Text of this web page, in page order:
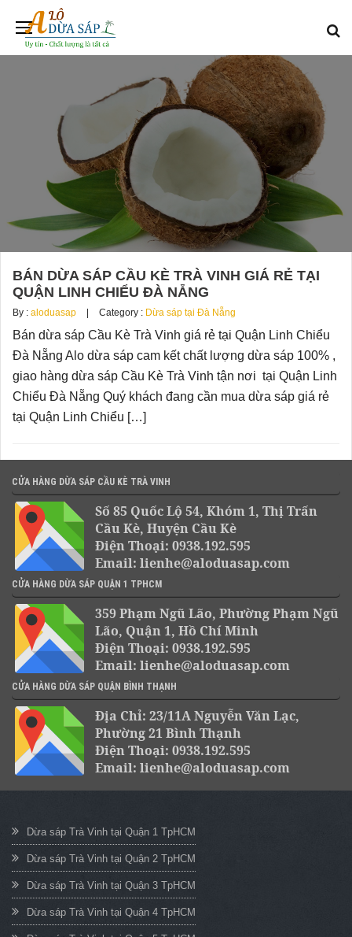
BÁN DỪA SÁP CẦU KÈ TRÀ VINH GIÁ RẺ TẠI
QUẬN LINH CHIỂU ĐÀ NẴNG
By : aloduasap Category : Dừa sáp tại Đà Nẵng
Bán dừa sáp Cầu Kè Trà Vinh giá rẻ tại Quận Linh Chiểu
Đà Nẵng Alo dừa sáp cam kết chất lượng dừa sáp 100% ,
giao hàng dừa sáp Cầu Kè Trà Vinh tận nơi tại Quận Linh
Chiểu Đà Nẵng Quý khách đang cần mua dừa sáp giá rẻ
tại Quận Linh Chiểu […]
CỬA HÀNG DỪA SÁP CẦU KÈ TRÀ VINH
Số 85 Quốc Lộ 54, Khóm 1, Thị Trấn
Cầu Kè, Huyện Cầu Kè
Điện Thoại: 0938.192.595
Email: lienhe@aloduasap.com
CỬA HÀNG DỪA SÁP QUẬN 1 TPHCM
359 Phạm Ngũ Lão, Phường Phạm Ngũ
Lão, Quận 1, Hồ Chí Minh
Điện Thoại: 0938.192.595
Email: lienhe@aloduasap.com
CỬA HÀNG DỪA SÁP QUẬN BÌNH THẠNH
Địa Chỉ: 23/11A Nguyễn Văn Lạc,
Phường 21 Bình Thạnh
Điện Thoại: 0938.192.595
Email: lienhe@aloduasap.com
Dừa sáp Trà Vinh tại Quận 1 TpHCM
Dừa sáp Trà Vinh tại Quận 2 TpHCM
Dừa sáp Trà Vinh tại Quận 3 TpHCM
Dừa sáp Trà Vinh tại Quận 4 TpHCM